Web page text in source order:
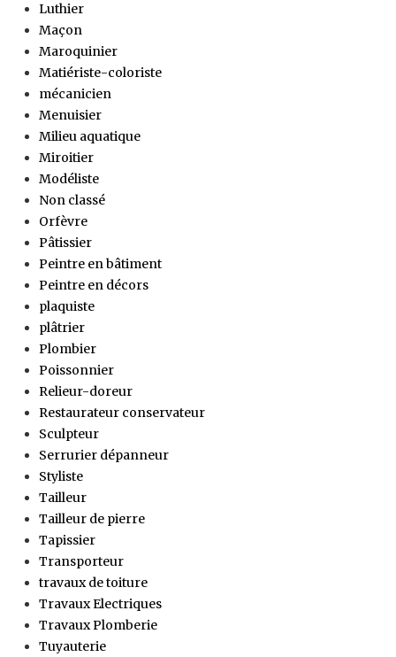
Luthier
Maçon
Maroquinier
Matiériste-coloriste
mécanicien
Menuisier
Milieu aquatique
Miroitier
Modéliste
Non classé
Orfèvre
Pâtissier
Peintre en bâtiment
Peintre en décors
plaquiste
plâtrier
Plombier
Poissonnier
Relieur-doreur
Restaurateur conservateur
Sculpteur
Serrurier dépanneur
Styliste
Tailleur
Tailleur de pierre
Tapissier
Transporteur
travaux de toiture
Travaux Electriques
Travaux Plomberie
Tuyauterie